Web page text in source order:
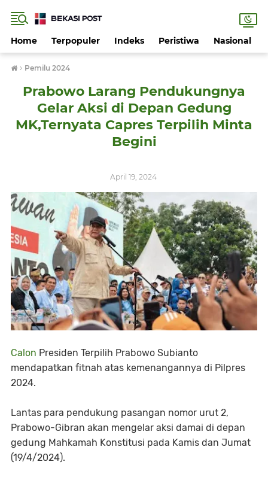
Home Terpopuler Indeks Peristiwa Nasional
› Pemilu 2024
Prabowo Larang Pendukungnya
Gelar Aksi di Depan Gedung
MK,Ternyata Capres Terpilih Minta
Begini
April 19, 2024
Calon Presiden Terpilih Prabowo Subianto
mendapatkan fitnah atas kemenangannya di Pilpres
2024.
Lantas para pendukung pasangan nomor urut 2,
Prabowo-Gibran akan mengelar aksi damai di depan
gedung Mahkamah Konstitusi pada Kamis dan Jumat
(19/4/2024).